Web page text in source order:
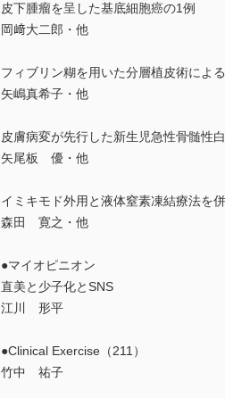
皮下腫瘤を呈した基底細胞癌の1例
岡﨑大二郎・他
フィブリン糊を用いた分層植皮術によ
矢嶋真希子・他
皮膚病変が先行した新生児急性骨髄性
矢尾板 優・他
イミキモド外用と液体窒素凍結療法を
森田 寛之・他
●マイオピニオン
直美と少子化とSNS
江川 形平
●Clinical Exercise（211）
竹中 祐子